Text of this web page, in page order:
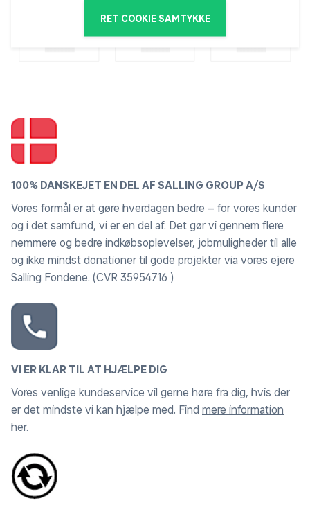
RET COOKIE SAMTYKKE
100% DANSKEJET EN DEL AF SALLING GROUP A/S
Vores formål er at gøre hverdagen bedre – for vores kunder
og i det samfund, vi er en del af. Det gør vi gennem flere
nemmere og bedre indkøbsoplevelser, jobmuligheder til alle
og ikke mindst donationer til gode projekter via vores ejere
Salling Fondene. (CVR 35954716 )
VI ER KLAR TIL AT HJÆLPE DIG
Vores venlige kundeservice vil gerne høre fra dig, hvis der
er det mindste vi kan hjælpe med. Find mere information
her.